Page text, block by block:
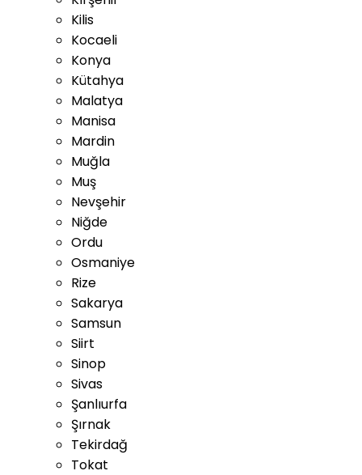
Kilis
Kocaeli
Konya
Kütahya
Malatya
Manisa
Mardin
Muğla
Muş
Nevşehir
Niğde
Ordu
Osmaniye
Rize
Sakarya
Samsun
Siirt
Sinop
Sivas
Şanlıurfa
Şırnak
Tekirdağ
Tokat